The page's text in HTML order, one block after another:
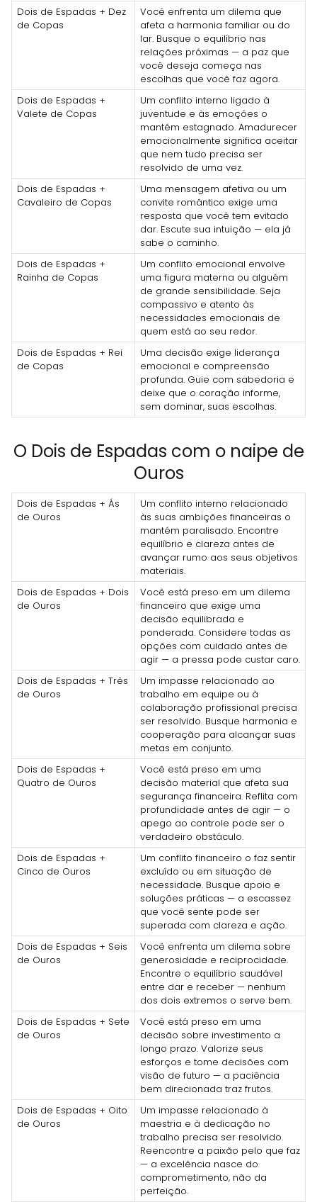
Dois de Espadas + Dez
de Copas
Você enfrenta um dilema que
afeta a harmonia familiar ou do
lar. Busque o equilíbrio nas
relações próximas — a paz que
você deseja começa nas
escolhas que você faz agora.
Dois de Espadas +
Valete de Copas
Um conflito interno ligado à
juventude e às emoções o
mantém estagnado. Amadurecer
emocionalmente significa aceitar
que nem tudo precisa ser
resolvido de uma vez.
Dois de Espadas +
Cavaleiro de Copas
Uma mensagem afetiva ou um
convite romântico exige uma
resposta que você tem evitado
dar. Escute sua intuição — ela já
sabe o caminho.
Dois de Espadas +
Rainha de Copas
Um conflito emocional envolve
uma figura materna ou alguém
de grande sensibilidade. Seja
compassivo e atento às
necessidades emocionais de
quem está ao seu redor.
Dois de Espadas + Rei
de Copas
Uma decisão exige liderança
emocional e compreensão
profunda. Guie com sabedoria e
deixe que o coração informe,
sem dominar, suas escolhas.
O Dois de Espadas com o naipe de
Ouros
Dois de Espadas + Ás
de Ouros
Um conflito interno relacionado
às suas ambições financeiras o
mantém paralisado. Encontre
equilíbrio e clareza antes de
avançar rumo aos seus objetivos
materiais.
Dois de Espadas + Dois
de Ouros
Você está preso em um dilema
financeiro que exige uma
decisão equilibrada e
ponderada. Considere todas as
opções com cuidado antes de
agir — a pressa pode custar caro.
Dois de Espadas + Três
de Ouros
Um impasse relacionado ao
trabalho em equipe ou à
colaboração profissional precisa
ser resolvido. Busque harmonia e
cooperação para alcançar suas
metas em conjunto.
Dois de Espadas +
Quatro de Ouros
Você está preso em uma
decisão material que afeta sua
segurança financeira. Reflita com
profundidade antes de agir — o
apego ao controle pode ser o
verdadeiro obstáculo.
Dois de Espadas +
Cinco de Ouros
Um conflito financeiro o faz sentir
excluído ou em situação de
necessidade. Busque apoio e
soluções práticas — a escassez
que você sente pode ser
superada com clareza e ação.
Dois de Espadas + Seis
de Ouros
Você enfrenta um dilema sobre
generosidade e reciprocidade.
Encontre o equilíbrio saudável
entre dar e receber — nenhum
dos dois extremos o serve bem.
Dois de Espadas + Sete
de Ouros
Você está preso em uma
decisão sobre investimento a
longo prazo. Valorize seus
esforços e tome decisões com
visão de futuro — a paciência
bem direcionada traz frutos.
Dois de Espadas + Oito
de Ouros
Um impasse relacionado à
maestria e à dedicação no
trabalho precisa ser resolvido.
Reencontre a paixão pelo que faz
— a excelência nasce do
comprometimento, não da
perfeição.